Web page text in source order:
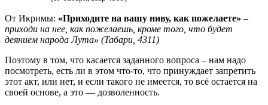
От Икримы: «Приходите на вашу ниву, как пожелаете» –
приходи на нее, как пожелаешь, кроме того, что будет
деянием народа Лута» (Табари, 4311)
Поэтому в том, что касается заданного вопроса – нам надо
посмотреть, есть ли в этом что-то, что принуждает запретить
этот акт, или нет, и если такого не имеется, то всё остается на
своей основе, а это — дозволенность.